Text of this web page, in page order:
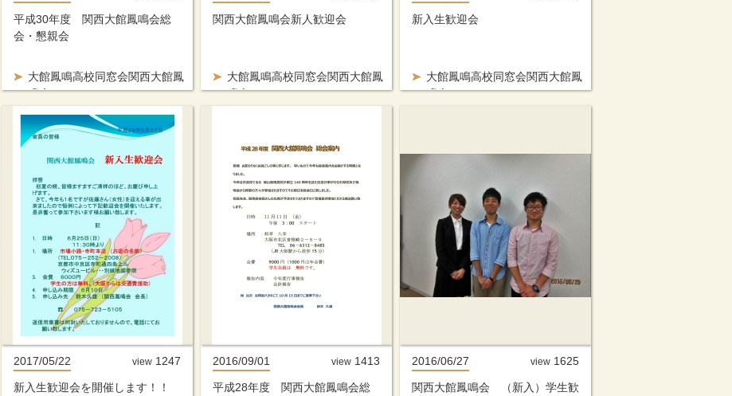
大館鳳鳴高校同窓会関西大館鳳
鳴会
平成30年度 関西大館鳳鳴会総
会・懇親会
大館鳳鳴高校同窓会関西大館鳳
鳴会
関西大館鳳鳴会新人歓迎会
大館鳳鳴高校同窓会関西大館鳳
鳴会
新入生歓迎会
2017/05/22
新入生歓迎会を開催します！！
view 1247 2016/09/01
平成28年度 関西大館鳳鳴会総
view 1413 2016/06/27
関西大館鳳鳴会 （新入）学生歓
view 1625